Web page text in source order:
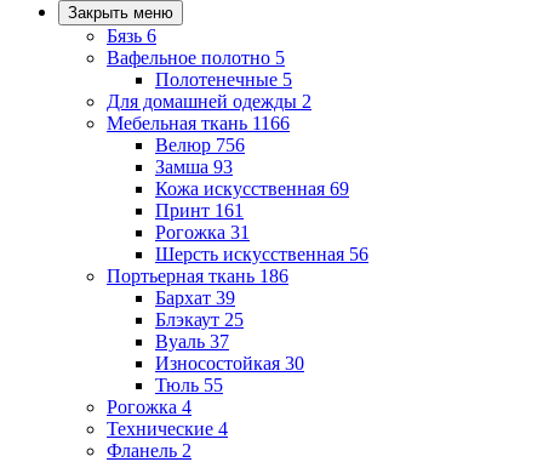
Закрыть меню
Бязь 6
Вафельное полотно 5
Полотенечные 5
Для домашней одежды 2
Мебельная ткань 1166
Велюр 756
Замша 93
Кожа искусственная 69
Принт 161
Рогожка 31
Шерсть искусственная 56
Портьерная ткань 186
Бархат 39
Блэкаут 25
Вуаль 37
Износостойкая 30
Тюль 55
Рогожка 4
Технические 4
Фланель 2